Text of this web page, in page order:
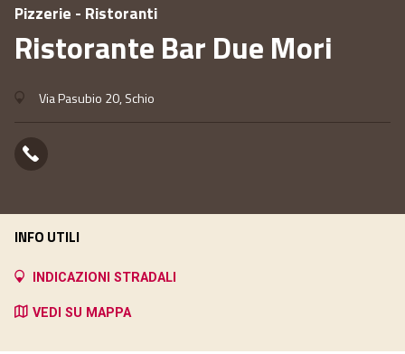
Pizzerie - Ristoranti
Ristorante Bar Due Mori
Via Pasubio 20, Schio
INFO UTILI
INDICAZIONI STRADALI
VEDI SU MAPPA